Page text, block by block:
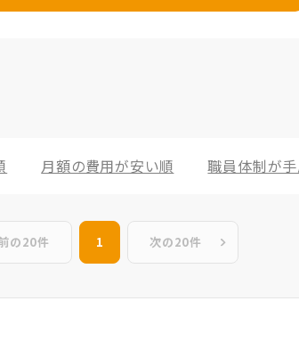
月額の費用が安い順 職員体制が
の20件 1 次の20件